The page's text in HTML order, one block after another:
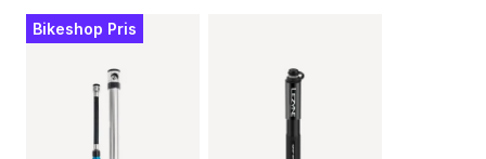
Volym: 93 cm
Vikt: 213 gram
Bikeshop Pris